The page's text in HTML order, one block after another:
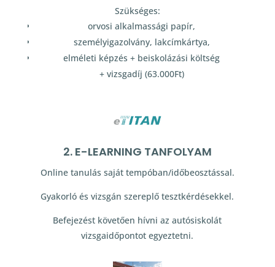
Szükséges:
orvosi alkalmassági papír,
személyigazolvány, lakcímkártya,
elméleti képzés + beiskolázási költség
+ vizsgadíj (63.000Ft)
2. E-LEARNING TANFOLYAM
Online tanulás saját tempóban/időbeosztással.
Gyakorló és vizsgán szereplő tesztkérdésekkel.
Befejezést követően hívni az autósiskolát
vizsgaidőpontot egyeztetni.